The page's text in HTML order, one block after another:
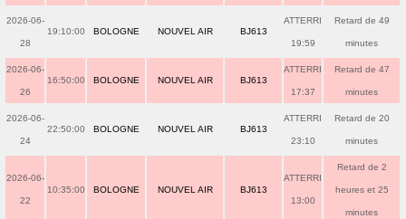
2026-06-
28
19:10:00 BOLOGNE NOUVEL AIR BJ613
ATTERRI
19:59
Retard de 49
minutes
2026-06-
26
16:50:00 BOLOGNE NOUVEL AIR BJ613
ATTERRI
17:37
Retard de 47
minutes
2026-06-
24
22:50:00 BOLOGNE NOUVEL AIR BJ613
ATTERRI
23:10
Retard de 20
minutes
2026-06-
22
10:35:00 BOLOGNE NOUVEL AIR BJ613
ATTERRI
13:00
Retard de 2
heures et 25
minutes